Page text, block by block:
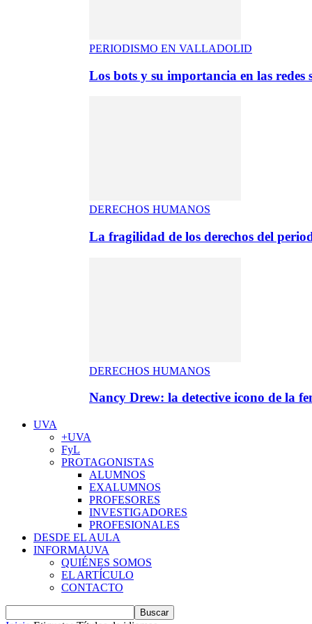
PERIODISMO EN VALLADOLID
Los bots y su importancia en las redes
DERECHOS HUMANOS
La fragilidad de los derechos del
DERECHOS HUMANOS
Nancy Drew: la detective icono de la
UVA
+UVA
FyL
PROTAGONISTAS
ALUMNOS
EXALUMNOS
PROFESORES
INVESTIGADORES
PROFESIONALES
DESDE EL AULA
INFORMAUVA
QUIÉNES SOMOS
EL ARTÍCULO
CONTACTO